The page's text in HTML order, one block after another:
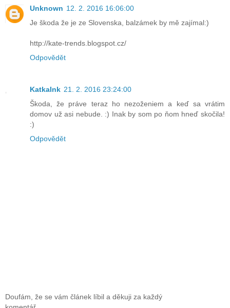
Unknown 12. 2. 2016 16:06:00
Je škoda že je ze Slovenska, balzámek by mě zajímal:)
http://kate-trends.blogspot.cz/
Odpovědět
KatkaInk 21. 2. 2016 23:24:00
Škoda, že práve teraz ho nezoženiem a keď sa vrátim
domov už asi nebude. :) Inak by som po ňom hneď skočila!
:)
Odpovědět
Doufám, že se vám článek líbil a děkuji za každý